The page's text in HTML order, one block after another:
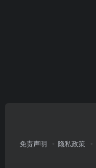
免责声明 隐私政策